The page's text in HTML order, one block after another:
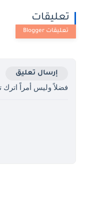
تعليقات
إرسال تعليق
فضلاً وليس أمراً اترك